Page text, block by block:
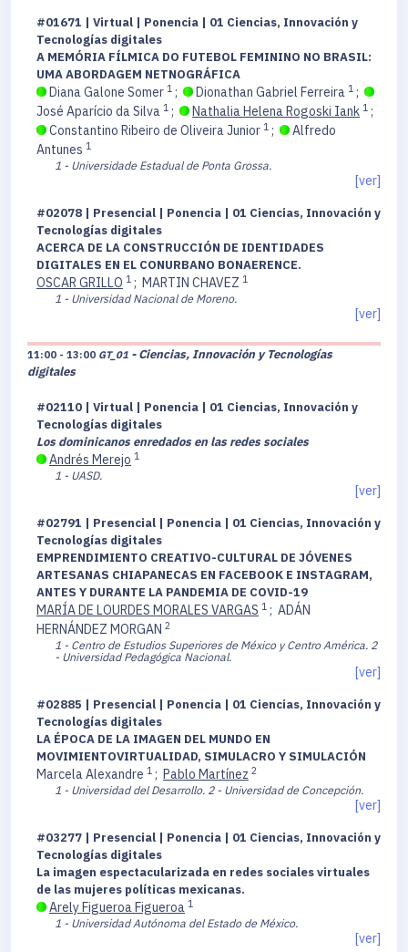
#01671 | Virtual | Ponencia | 01 Ciencias, Innovación y
Tecnologías digitales
A MEMÓRIA FÍLMICA DO FUTEBOL FEMININO NO BRASIL:
UMA ABORDAGEM NETNOGRÁFICA
Diana Galone Somer 1 ; Dionathan Gabriel Ferreira 1 ;
José Aparício da Silva 1 ; Nathalia Helena Rogoski Iank 1 ;
Constantino Ribeiro de Oliveira Junior 1 ;
Alfredo
Antunes 1
1 - Universidade Estadual de Ponta Grossa.
[ver]
#02078 | Presencial | Ponencia | 01 Ciencias, Innovación y
Tecnologías digitales
ACERCA DE LA CONSTRUCCIÓN DE IDENTIDADES
DIGITALES EN EL CONURBANO BONAERENCE.
OSCAR GRILLO 1 ; MARTIN CHAVEZ 1
1 - Universidad Nacional de Moreno.
[ver]
11:00 - 13:00 GT_01 - Ciencias, Innovación y Tecnologías
digitales
#02110 | Virtual | Ponencia | 01 Ciencias, Innovación y
Tecnologías digitales
Los dominicanos enredados en las redes sociales
Andrés Merejo 1
1 - UASD.
[ver]
#02791 | Presencial | Ponencia | 01 Ciencias, Innovación y
Tecnologías digitales
EMPRENDIMIENTO CREATIVO-CULTURAL DE JÓVENES
ARTESANAS CHIAPANECAS EN FACEBOOK E INSTAGRAM,
ANTES Y DURANTE LA PANDEMIA DE COVID-19
MARÍA DE LOURDES MORALES VARGAS 1 ; ADÁN
HERNÁNDEZ MORGAN 2
1 - Centro de Estudios Superiores de México y Centro América. 2
- Universidad Pedagógica Nacional.
[ver]
#02885 | Presencial | Ponencia | 01 Ciencias, Innovación y
Tecnologías digitales
LA ÉPOCA DE LA IMAGEN DEL MUNDO EN
MOVIMIENTOVIRTUALIDAD, SIMULACRO Y SIMULACIÓN
Marcela Alexandre 1 ; Pablo Martínez 2
1 - Universidad del Desarrollo. 2 - Universidad de Concepción.
[ver]
#03277 | Presencial | Ponencia | 01 Ciencias, Innovación y
Tecnologías digitales
La imagen espectacularizada en redes sociales virtuales
de las mujeres políticas mexicanas.
Arely Figueroa Figueroa 1
1 - Universidad Autónoma del Estado de México.
[ver]